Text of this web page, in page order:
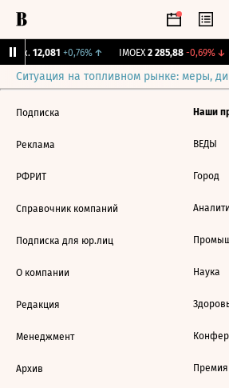
Бирж. 12,081 +0,76%↑ IMOEX 2 285,88 -0,69%↓
Ситуация на топливном рынке: меры,
Подписка
Реклама
РФРИТ
Справочник компаний
Подписка для юр.лиц
О компании
Редакция
Менеджмент
Архив
Наши
ВЕДЫ
Город
Наука